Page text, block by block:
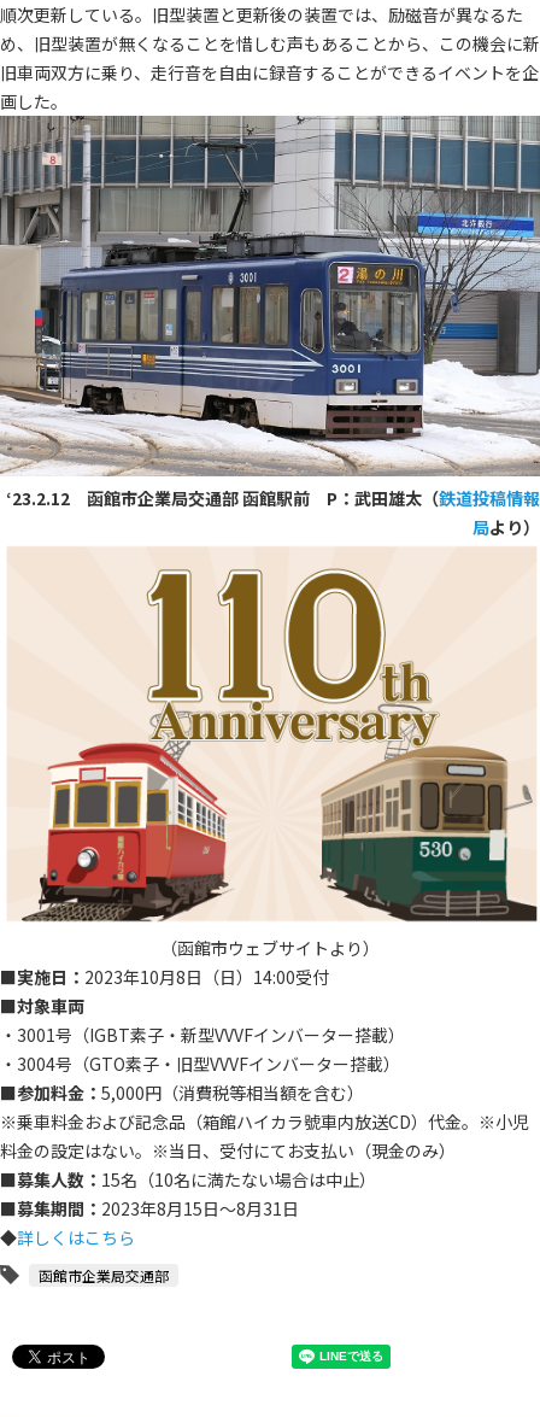
順次更新している。旧型装置と更新後の装置では、励磁音が異なるた
め、旧型装置が無くなることを惜しむ声もあることから、この機会に新
旧車両双方に乗り、走行音を自由に録音することができるイベントを企
画した。
‘23.2.12 函館市企業局交通部 函館駅前 P：武田雄太（鉄道投稿情報
局より）
（函館市ウェブサイトより）
■実施日： 2023年10月8日（日）14:00受付
■対象車両
・3001号（IGBT素子・新型VVVFインバーター搭載）
・3004号（GTO素子・旧型VVVFインバーター搭載）
■参加料金： 5,000円（消費税等相当額を含む）
※乗車料金および記念品（箱館ハイカラ號車内放送CD）代金。※小児
料金の設定はない。※当日、受付にてお支払い（現金のみ）
■募集人数： 15名（10名に満たない場合は中止）
■募集期間： 2023年8月15日～8月31日
◆詳しくはこちら
函館市企業局交通部